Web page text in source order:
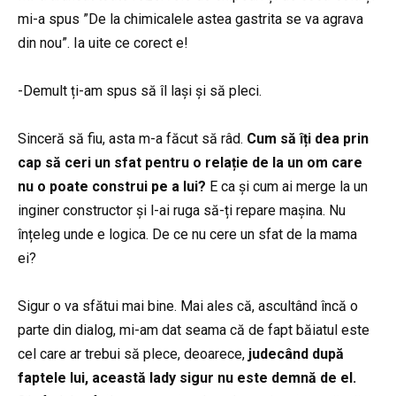
mi-a spus ”De la chimicalele astea gastrita se va agrava
din nou”. Ia uite ce corect e!
-Demult ți-am spus să îl lași și să pleci.
Sinceră să fiu, asta m-a făcut să râd. Cum să îți dea prin
cap să ceri un sfat pentru o relație de la un om care
nu o poate construi pe a lui? E ca și cum ai merge la un
inginer constructor și l-ai ruga să-ți repare mașina. Nu
înțeleg unde e logica. De ce nu cere un sfat de la mama
ei?
Sigur o va sfătui mai bine. Mai ales că, ascultând încă o
parte din dialog, mi-am dat seama că de fapt băiatul este
cel care ar trebui să plece, deoarece, judecând după
faptele lui, această lady sigur nu este demnă de el.